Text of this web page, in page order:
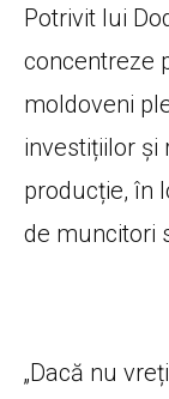
Potrivit lui
concentreze
moldoveni
investițiilor și
producție, în
de muncitori
„Dacă nu